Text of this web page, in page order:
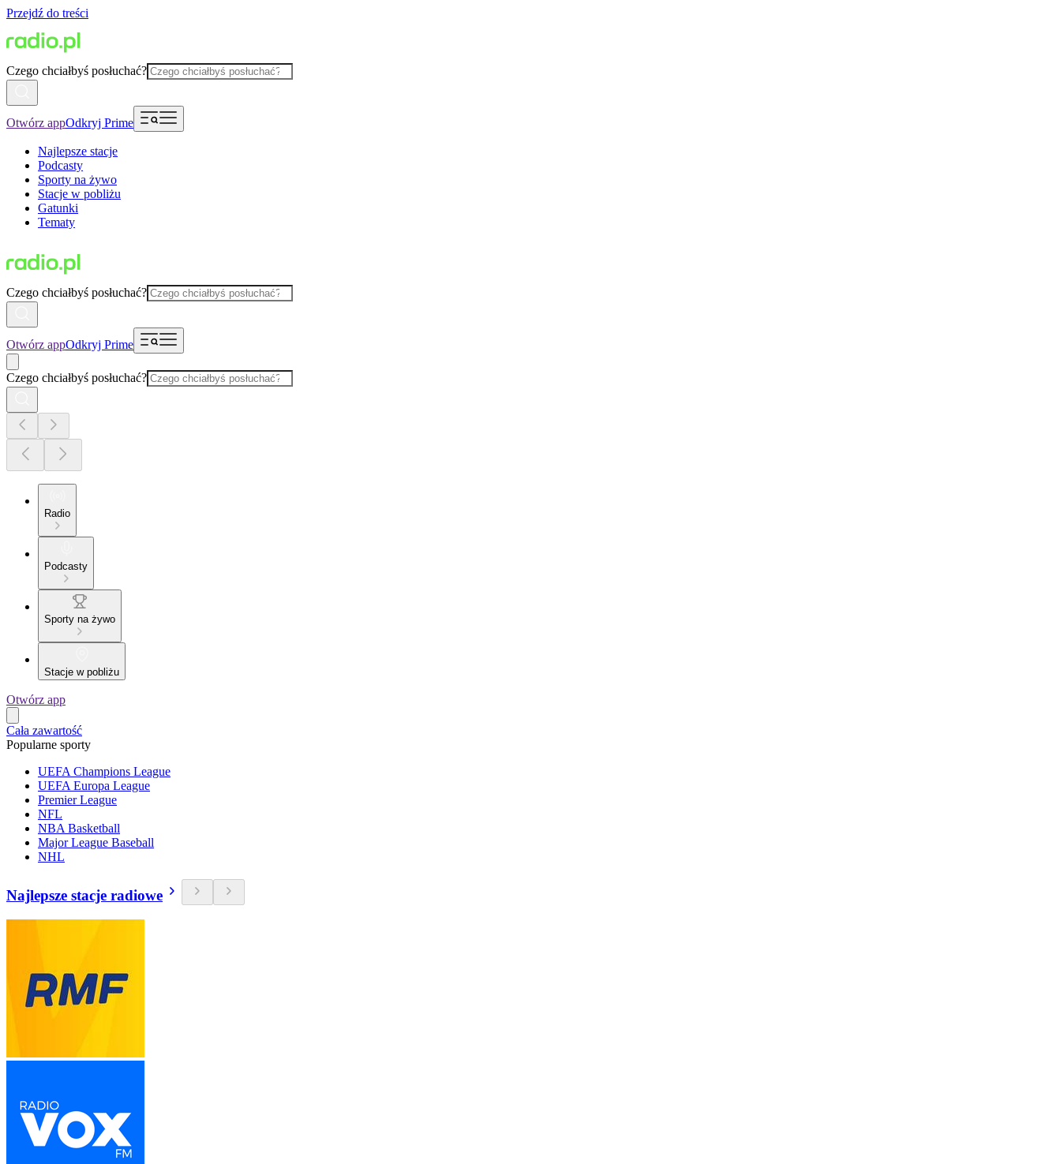
Przejdź do treści
Czego chciałbyś posłuchać?
Otwórz appOdkryj Prime
Najlepsze stacje
Podcasty
Sporty na żywo
Stacje w pobliżu
Gatunki
Tematy
Czego chciałbyś posłuchać?
Otwórz appOdkryj Prime
Czego chciałbyś posłuchać?
Radio
Podcasty
Sporty na żywo
Stacje w pobliżu
Otwórz app
Cała zawartość
Popularne sporty
UEFA Champions League
UEFA Europa League
Premier League
NFL
NBA Basketball
Major League Baseball
NHL
Najlepsze stacje radiowe